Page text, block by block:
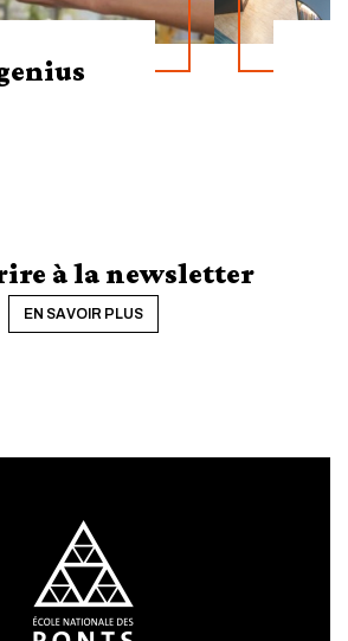
à la newsletter
EN SAVOIR PLUS